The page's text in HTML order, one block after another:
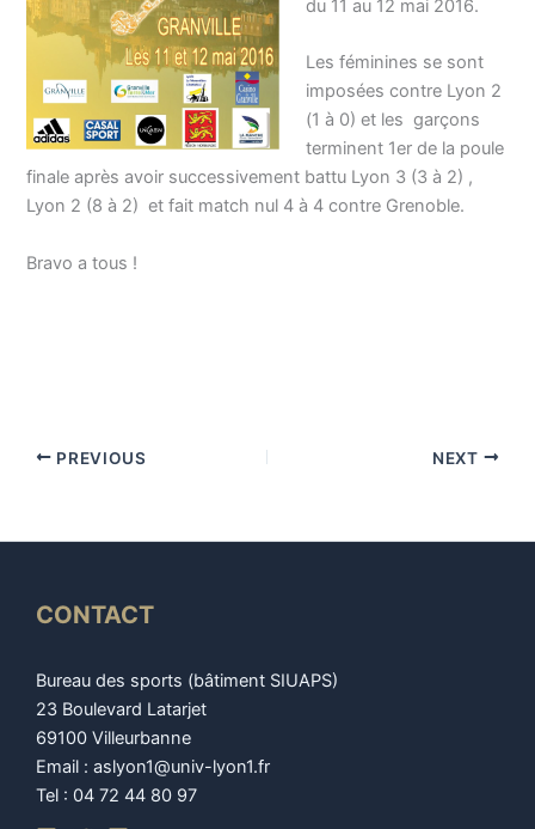
du 11 au 12 mai 2016.
Les féminines se sont
imposées contre Lyon 2
(1 à 0) et les garçons
terminent 1er de la poule
finale après avoir successivement battu Lyon 3 (3 à 2) ,
Lyon 2 (8 à 2) et fait match nul 4 à 4 contre Grenoble.
Bravo a tous !
PREVIOUS NEXT
CONTACT
Bureau des sports (bâtiment SIUAPS)
23 Boulevard Latarjet
69100 Villeurbanne
Email : aslyon1@univ-lyon1.fr
Tel : 04 72 44 80 97